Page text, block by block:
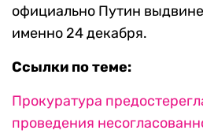
официально Путин
именно 24 декабря.
Ссылки по теме:
Прокуратура
проведения